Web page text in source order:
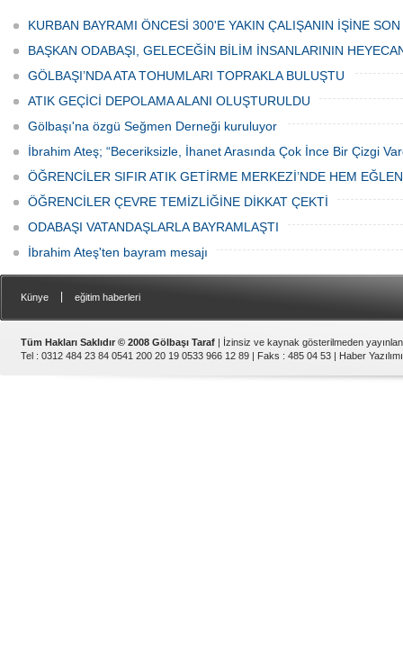
Haftası" etkinlikleri Ankara'da devam
ediyor.
bulunan esnaf ve alışverişe gelen
vatandaşlar park cezaları yüzünden
canından bezdi.
KURBAN BAYRAMI ÖNCESİ 300'E YAKIN ÇALIŞANIN İŞİNE
BAŞKAN ODABAŞI, GELECEĞİN BİLİM İNSANLARININ
GÖLBAŞI’NDA ATA TOHUMLARI TOPRAKLA BULUŞTU
ATIK GEÇİCİ DEPOLAMA ALANI OLUŞTURULDU
Gölbaşı'na özgü Seğmen Derneği kuruluyor
İbrahim Ateş; “Beceriksizle, İhanet Arasında Çok İnce Bir Çizgi
ÖĞRENCİLER SIFIR ATIK GETİRME MERKEZİ’NDE HEM
ÖĞRENCİLER ÇEVRE TEMİZLİĞİNE DİKKAT ÇEKTİ
ODABAŞI VATANDAŞLARLA BAYRAMLAŞTI
İbrahim Ateş'ten bayram mesajı
Künye eğitim haberleri
Tüm Hakları Saklıdır © 2008 Gölbaşı Taraf | İzinsiz ve kaynak gösterilmeden
Tel : 0312 484 23 84 0541 200 20 19 0533 966 12 89 | Faks : 485 04 53 | Haber Yazılımı